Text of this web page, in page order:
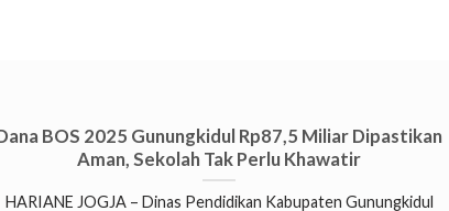
BOS 2025 Gunungkidul Rp87,5 Miliar Dipastikan
Aman, Sekolah Tak Perlu Khawatir
HARIANE JOGJA – Dinas Pendidikan Kabupaten Gunungkidul